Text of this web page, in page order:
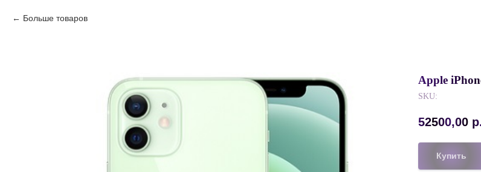
Больше товаров
Apple
SKU:
52500,00
Купить